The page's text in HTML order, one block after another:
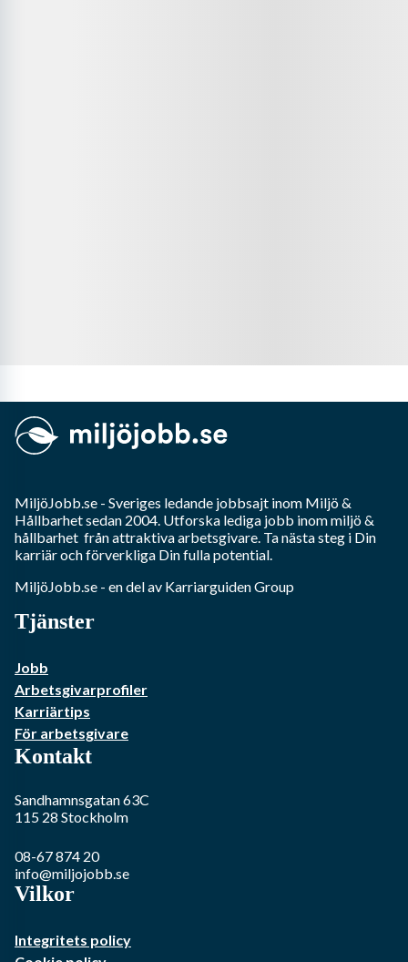
MiljöJobb.se - Sveriges ledande jobbsajt inom Miljö &
Hållbarhetsedan 2004. Utforska lediga jobb inommiljö &
hållbarhet från attraktiva arbetsgivare. Ta nästa steg i Din
karriär och förverkliga Din fulla potential.
MiljöJobb.se - en del av Karriarguiden Group
Tjänster
Jobb
Arbetsgivarprofiler
Karriärtips
För arbetsgivare
Kontakt
Sandhamnsgatan 63C
115 28 Stockholm
08-67 874 20
info@miljojobb.se
Vilkor
Integritets policy